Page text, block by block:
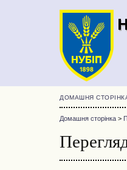
ДОМАШНЯ
Домашня сторінка >